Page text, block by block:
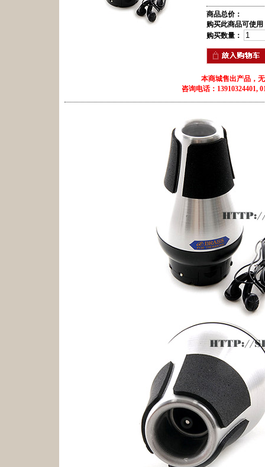
商品总价：
购买此商品可使用
购买数量：
本商城售出产品，
咨询电话：13910324401,